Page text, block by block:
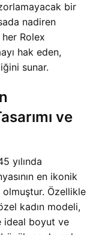
bir
nadiren
Rolex
hak eden,
sunar.
ve
yılında
en ikonik
Özellikle
kadın modeli,
ideal boyut ve